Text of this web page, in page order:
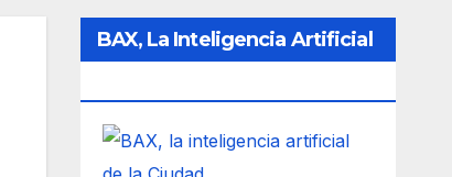
BAX, La Inteligencia Artificial